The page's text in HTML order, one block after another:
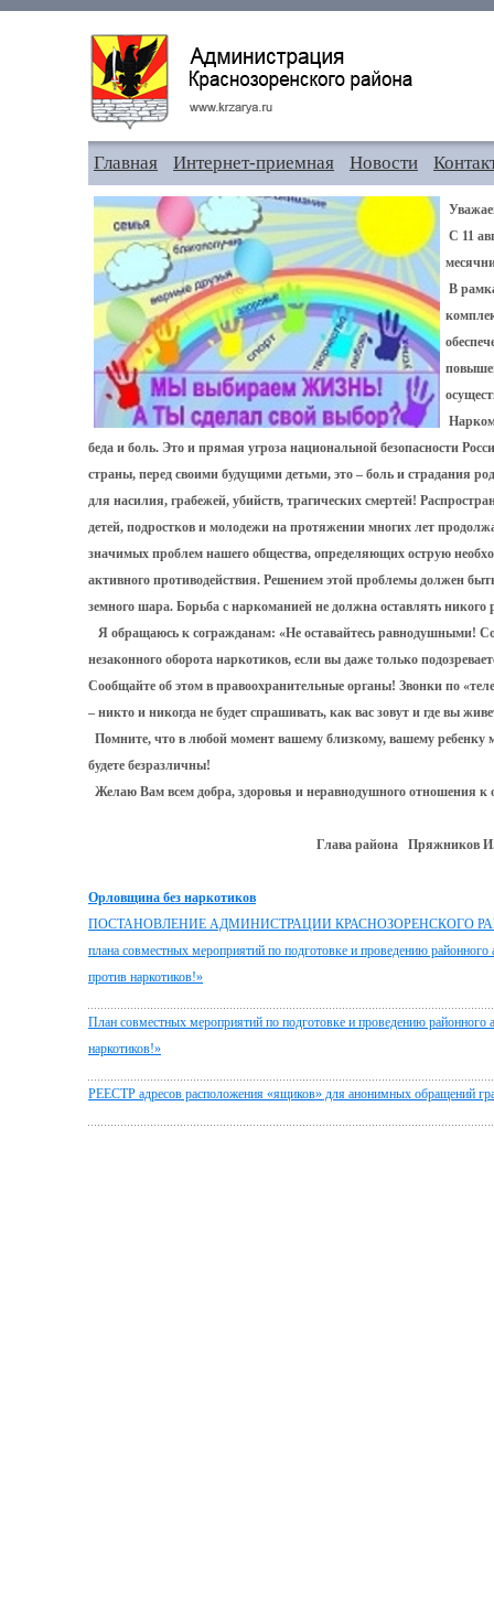
Главная Интернет-приемная Новости
С 11
В
беда и боль. Это и прямая угроза национальной безопасности
страны, перед своими будущими детьми, это – боль и страдания
для насилия, грабежей, убийств, трагических смертей!
детей, подростков и молодежи на протяжении многих лет
значимых проблем нашего общества, определяющих острую
активного противодействия. Решением этой проблемы должен
земного шара. Борьба с наркоманией не должна оставлять
Я обращаюсь к согражданам: «Не оставайтесь равнодушными!
незаконного оборота наркотиков, если вы даже только
Сообщайте об этом в правоохранительные органы! Звонки по
– никто и никогда не будет спрашивать, как вас зовут и где вы
Помните, что в любой момент вашему близкому, вашему ребенку
будете безразличны!
Желаю Вам всем добра, здоровья и неравнодушного отношения
Глава района Пряжников
Орловщина без наркотиков
ПОСТАНОВЛЕНИЕ АДМИНИСТРАЦИИ КРАСНОЗОРЕНСКОГО
плана совместных мероприятий по подготовке и проведению
против наркотиков!»
План совместных мероприятий по подготовке и проведению районного
наркотиков!»
РЕЕСТР адресов расположения «ящиков» для анонимных обращений